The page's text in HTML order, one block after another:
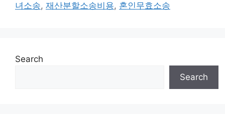
녀소송, 재산분할소송비용, 혼인무효소송
Search
Search